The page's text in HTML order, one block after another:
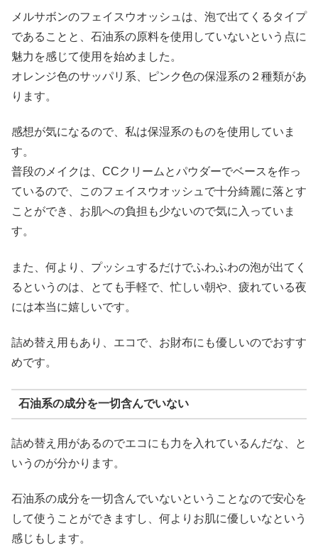
メルサボンのフェイスウオッシュは、泡で出てくるタイプ
であることと、石油系の原料を使用していないという点に
魅力を感じて使用を始めました。
オレンジ色のサッパリ系、ピンク色の保湿系の２種類があ
ります。
感想が気になるので、私は保湿系のものを使用していま
す。
普段のメイクは、CCクリームとパウダーでベースを作っ
ているので、このフェイスウオッシュで十分綺麗に落とす
ことができ、お肌への負担も少ないので気に入っていま
す。
また、何より、プッシュするだけでふわふわの泡が出てく
るというのは、とても手軽で、忙しい朝や、疲れている夜
には本当に嬉しいです。
詰め替え用もあり、エコで、お財布にも優しいのでおすす
めです。
石油系の成分を一切含んでいない
詰め替え用があるのでエコにも力を入れているんだな、と
いうのが分かります。
石油系の成分を一切含んでいないということなので安心を
して使うことができますし、何よりお肌に優しいなという
感じもします。